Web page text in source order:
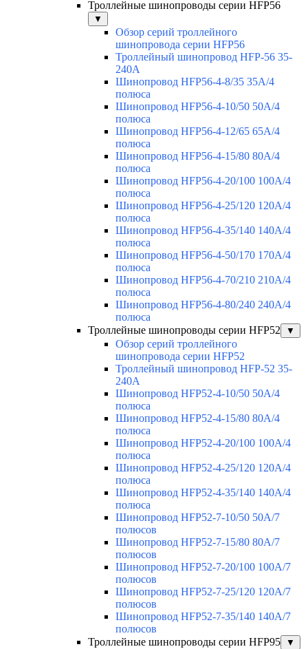
Троллейные шинопроводы серии HFP56
▼
Обзор серий троллейного
шинопровода серии HFP56
Троллейный шинопровод HFP-56 35-
240А
Шинопровод HFP56-4-8/35 35А/4
полюса
Шинопровод HFP56-4-10/50 50А/4
полюса
Шинопровод HFP56-4-12/65 65А/4
полюса
Шинопровод HFP56-4-15/80 80А/4
полюса
Шинопровод HFP56-4-20/100 100А/4
полюса
Шинопровод HFP56-4-25/120 120А/4
полюса
Шинопровод HFP56-4-35/140 140А/4
полюса
Шинопровод HFP56-4-50/170 170А/4
полюса
Шинопровод HFP56-4-70/210 210А/4
полюса
Шинопровод HFP56-4-80/240 240А/4
полюса
Троллейные шинопроводы серии HFP52
▼
Обзор серий троллейного
шинопровода серии HFP52
Троллейный шинопровод HFP-52 35-
240А
Шинопровод HFP52-4-10/50 50A/4
полюса
Шинопровод HFP52-4-15/80 80A/4
полюса
Шинопровод HFP52-4-20/100 100А/4
полюса
Шинопровод HFP52-4-25/120 120А/4
полюса
Шинопровод HFP52-4-35/140 140А/4
полюса
Шинопровод HFP52-7-10/50 50А/7
полюсов
Шинопровод HFP52-7-15/80 80А/7
полюсов
Шинопровод HFP52-7-20/100 100А/7
полюсов
Шинопровод HFP52-7-25/120 120А/7
полюсов
Шинопровод HFP52-7-35/140 140А/7
полюсов
Троллейные шинопроводы серии HFP95
▼